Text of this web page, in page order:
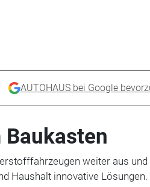
AUTOHAUS bei Google
weiter aus und
Haushalt innovative Lösungen.